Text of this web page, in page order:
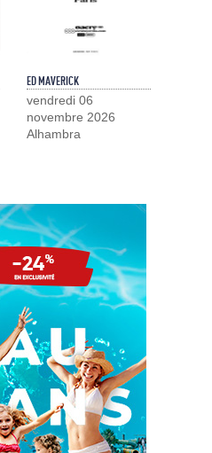
ED MAVERICK
vendredi 06
novembre 2026
Alhambra